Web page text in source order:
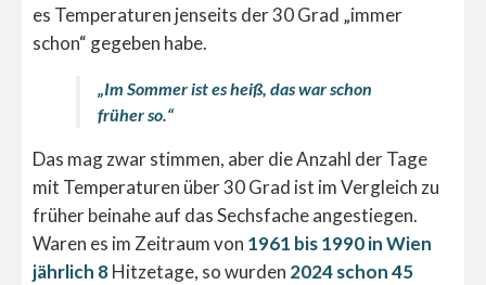
es Temperaturen jenseits der 30 Grad „immer
schon“ gegeben habe.
„Im Sommer ist es heiß, das war schon
früher so.“
Das mag zwar stimmen, aber die Anzahl der Tage
mit Temperaturen über 30 Grad ist im Vergleich zu
früher beinahe auf das Sechsfache angestiegen.
Waren es im Zeitraum von 1961 bis 1990 in Wien
jährlich 8Hitzetage, so wurden 2024 schon 45